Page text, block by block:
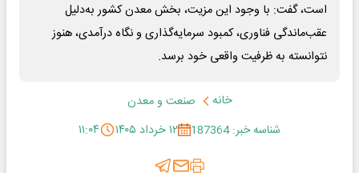
است، گفت: با وجود این مزیت، بخش معدن کشور به‌دلیل
عقب‌ماندگی فناوری، کمبود سرمایه‌گذاری و نگاه درآمدی، هنوز
نتوانسته به ظرفیت واقعی خود برسد.
خانه
صنعت و معدن
شناسه خبر: 187364
۱۲ خرداد ۱۴۰۵ ۱۱:۰۴